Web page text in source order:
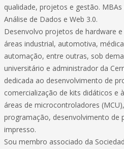
qualidade, projetos e gestão.
Análise de Dados e Web 3.0.
Desenvolvo projetos de hardware
áreas industrial, automotiva,
automação, entre outras, sob
universitário e administrador da
dedicada ao desenvolvimento de
comercialização de kits didáticos e
áreas de microcontroladores
programação, desenvolvimento de
impresso.
Sou membro associado da